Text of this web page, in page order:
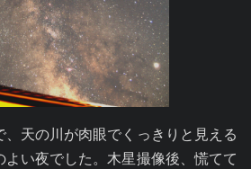
天の川が肉眼でくっきりと見える
い夜でした。木星撮像後、慌てて